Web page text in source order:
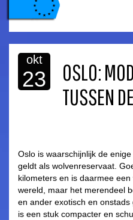
okt
23
OSLO:
TUSSEN
Oslo is waarschijnlijk de
geldt als wolvenreservaat.
kilometers en is daarmee
wereld, maar het merendeel
en ander exotisch en
is een stuk compacter en